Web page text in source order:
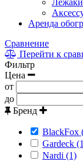
Аренда
Сравнение
Перейти к
Фильтр
Цена
от
до
Бренд
BlackFox
Gardeck
Nardi (1)